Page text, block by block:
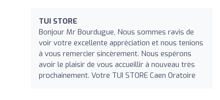
TUI STORE
Bonjour Mr Bourdugue, Nous sommes ravis de
voir votre excellente appréciation et nous tenions
à vous remercier sincèrement. Nous espérons
avoir le plaisir de vous accueillir à nouveau très
prochainement. Votre TUI STORE Caen Oratoire